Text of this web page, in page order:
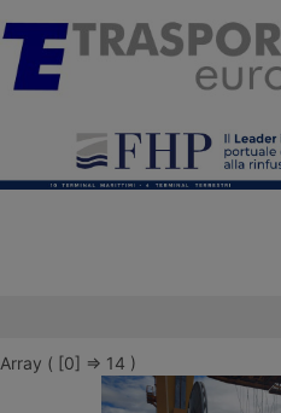
Array ( [0] => 14 )